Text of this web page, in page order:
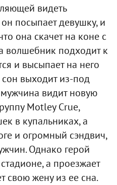
видеть
посыпает девушку, и
она скачет на коне с
волшебник подходит к
и высыпает на него
выходит из-под
видит новую
Motley Crue,
в купальниках, а
и огромный сэндвич,
Однако герой
а проезжает
свою жену из ее сна.